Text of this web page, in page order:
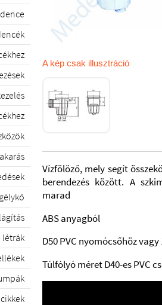
létrák
A kép csak illusztráció
Vízfölöző, mely segít
berendezés között. A
marad
ABS anyagból
D50 PVC nyomócsőhöz
Túlfólyó méret D40-es PVC